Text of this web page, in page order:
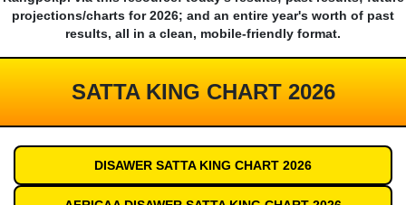
projections/charts for 2026; and an entire year's worth of past
results, all in a clean, mobile-friendly format.
SATTA KING CHART 2026
DISAWER SATTA KING CHART 2026